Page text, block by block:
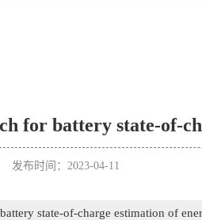
for battery state-of-
发布时间：2023-04-11
state-of-charge estimation of